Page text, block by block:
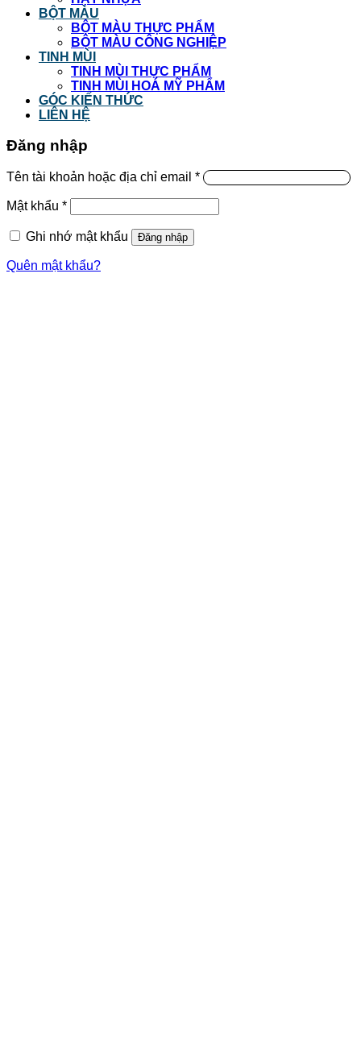
BỘT MÀU
BỘT MÀU THỰC PHẨM
BỘT MÀU CÔNG NGHIỆP
TINH MÙI
TINH MÙI THỰC PHẨM
TINH MÙI HOÁ MỸ PHẨM
GÓC KIẾN THỨC
LIÊN HỆ
Đăng nhập
Tên tài khoản hoặc địa chỉ email *
Mật khẩu *
Ghi nhớ mật khẩu Đăng nhập
Quên mật khẩu?